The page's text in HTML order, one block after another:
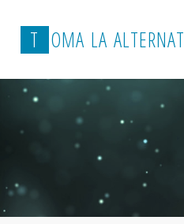
T OMA LA ALTERNAT